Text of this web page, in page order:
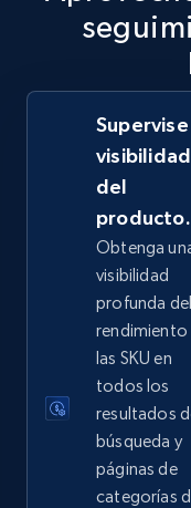
2.5K+
eBay - Collect
URL, Product id,
Seller reviews,
more.
2.5K+
Google Shopping
URL, Product
Rating, Reviews
visibilidad
del
producto.
Obtenga
visibilidad
profunda del
rendimiento
las SKU en
todos los
resultados
búsqueda y
páginas de
categorías